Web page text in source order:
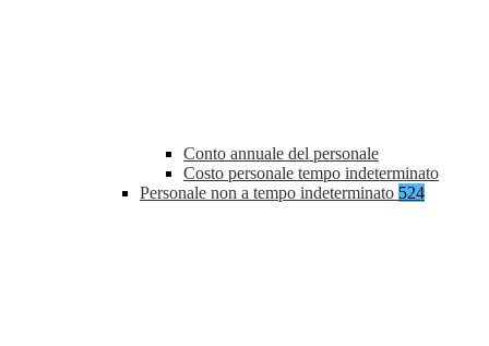
Conto annuale del personale
Costo personale tempo indeterminato
Personale non a tempo indeterminato 524